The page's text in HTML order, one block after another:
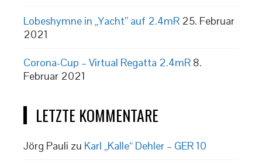
Lobeshymne in „Yacht” auf 2.4mR 25. Februar
2021
Corona-Cup – Virtual Regatta 2.4mR 8.
Februar 2021
LETZTE KOMMENTARE
Jörg Pauli zu Karl „Kalle“ Dehler – GER 10